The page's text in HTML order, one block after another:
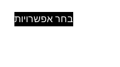
בחר אפשרויות